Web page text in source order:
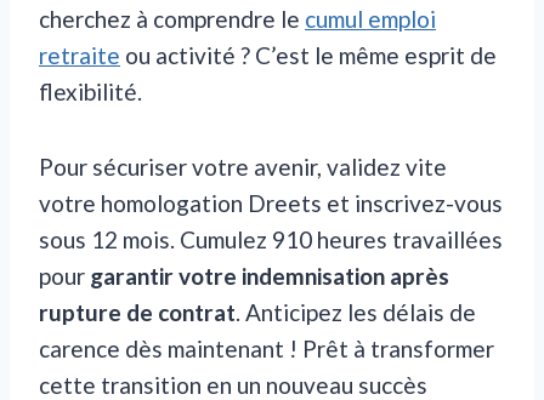
cherchez à comprendre le cumul emploi
retraite ou activité ? C’est le même esprit de
flexibilité.
Pour sécuriser votre avenir, validez vite
votre homologation Dreets et inscrivez-vous
sous 12 mois. Cumulez 910 heures travaillées
pour garantir votre indemnisation après
rupture de contrat. Anticipez les délais de
carence dès maintenant ! Prêt à transformer
cette transition en un nouveau succès